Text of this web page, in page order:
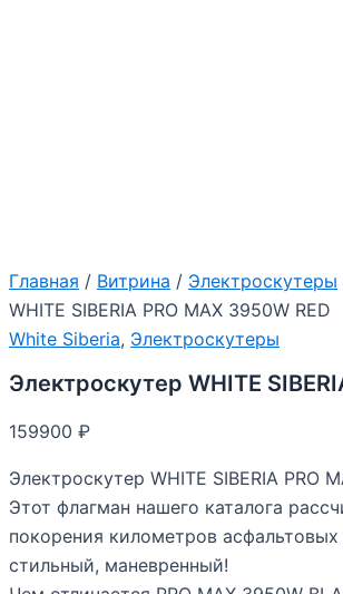
Главная / Витрина / Электроскутеры
WHITE SIBERIA PRO MAX 3950W RED
White Siberia, Электроскутеры
Электроскутер WHITE
159900 ₽
Электроскутер WHITE SIBERIA PRO
Этот флагман нашего каталога
покорения километров
стильный, маневренный!